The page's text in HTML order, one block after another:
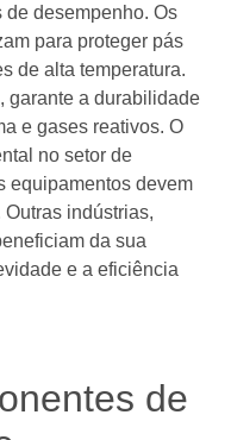
de desempenho. Os
para proteger pás
de alta temperatura.
, garante a durabilidade
e gases reativos. O
no setor de
equipamentos devem
indústrias,
da sua
e a eficiência
de